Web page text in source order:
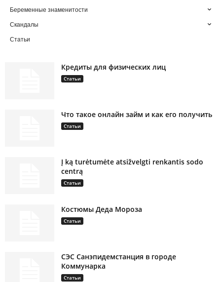
Беременные знаменитости
Скандалы
Статьи
Кредиты для физических лиц
Статьи
Что такое онлайн займ и как его получить
Статьи
Į ką turėtumėte atsižvelgti renkantis sodo
centrą
Статьи
Костюмы Деда Мороза
Статьи
СЭС Санэпидемстанция в городе
Коммунарка
Статьи